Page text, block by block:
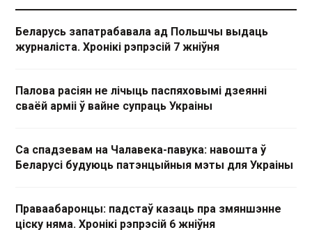
Беларусь запатрабавала ад Польшчы выдаць
журналіста. Хронікі рэпрэсій 7 жніўня
Палова расіян не лічыць паспяховымі дзеянні
сваёй арміі ў вайне супраць Украіны
Са спадзевам на Чалавека-павука: навошта ў
Беларусі будуюць патэнцыйныя мэты для Украіны
Праваабаронцы: падстаў казаць пра змяншэнне
ціску няма. Хронікі рэпрэсій 6 жніўня